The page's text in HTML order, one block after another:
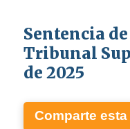
Sentencia
Tribunal
de 2025
Comparte